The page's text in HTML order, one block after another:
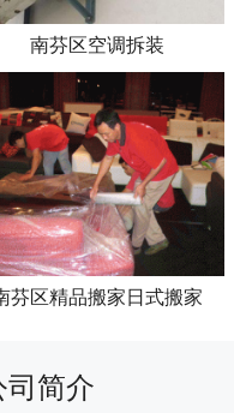
南芬区空调拆装
芬区精品搬家日式搬家
司简介